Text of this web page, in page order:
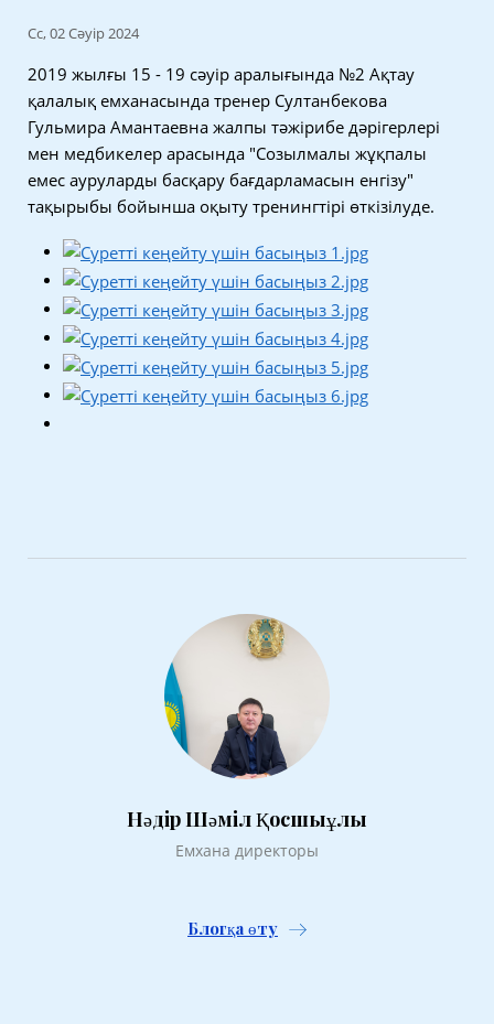
Сс, 02 Сәуір 2024
2019 жылғы 15 - 19 сәуір аралығында №2 Ақтау
қалалық емханасында тренер Султанбекова
Гульмира Амантаевна жалпы тәжірибе дәрігерлері
мен медбикелер арасында "Созылмалы жұқпалы
емес ауруларды басқару бағдарламасын енгізу"
тақырыбы бойынша оқыту тренингтірі өткізілуде.
Нәдір Шәміл Қосшыұлы
Емхана директоры
Блогқа өту